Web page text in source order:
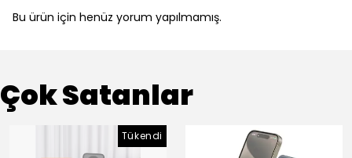
Bu ürün için henüz yorum yapılmamış.
Çok Satanlar
Tükendi